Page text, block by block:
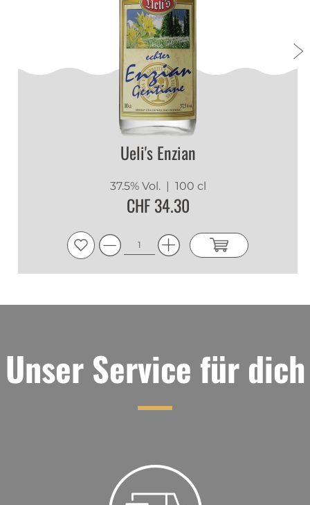
Ueli's Enzian
37.5% Vol. | 100 cl
CHF 34.30
Unser Service für dich